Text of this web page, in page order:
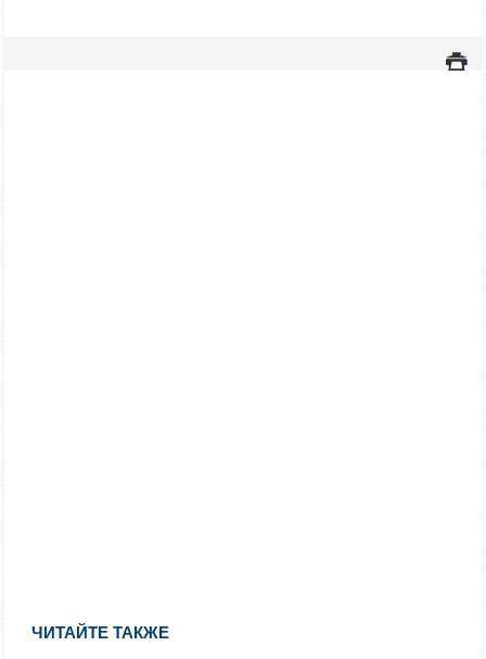
ЧИТАЙТЕ ТАКЖЕ